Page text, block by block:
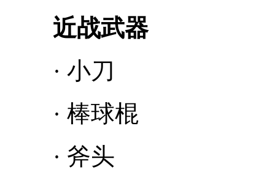
近战武器
· 小刀
· 棒球棍
· 斧头